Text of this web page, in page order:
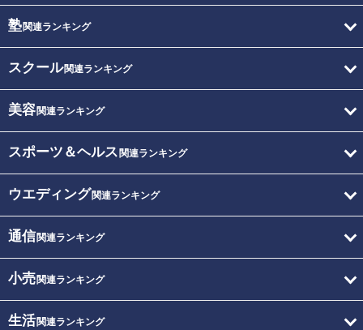
塾関連ランキング
スクール関連ランキング
美容関連ランキング
スポーツ＆ヘルス 関連ランキング
ウエディング関連ランキング
通信関連ランキング
小売関連ランキング
生活関連ランキング